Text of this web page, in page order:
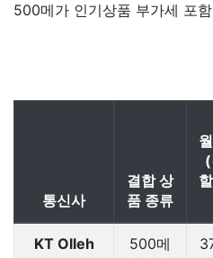
500메가 인기상품 부가세 포
통신사
결합 상
품 종류
KT Olleh
500메